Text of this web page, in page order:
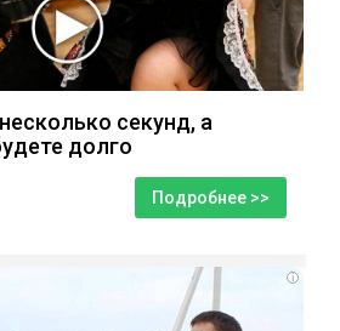
секунд, а
долго
Подробнее >>
i